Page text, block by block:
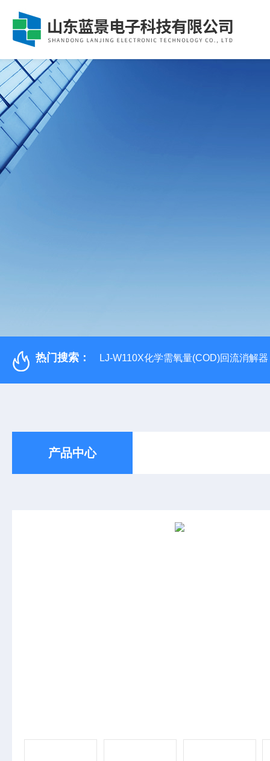
热门搜索： LJ-W110X化学需氧量(COD)回流消解器
产品中心